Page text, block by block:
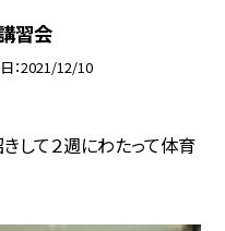
習会
2021/12/10
して２週にわたって体育